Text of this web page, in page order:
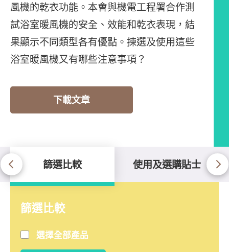
風機的乾衣功能。本會與機電工程署合作測
試浴室暖風機的安全、效能和乾衣表現，結
果顯示不同類型各有優點。揀選及使用這些
浴室暖風機又有哪些注意事項？
下載文章
篩選比較 使用及選購貼士
篩選比較
篩選比較
選擇全部產品